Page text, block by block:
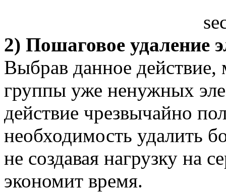
2) Пошаговое удаление
Выбрав данное
группы уже ненужных
действие чрезвычайно
необходимость удалить
не создавая нагрузку на
экономит время.